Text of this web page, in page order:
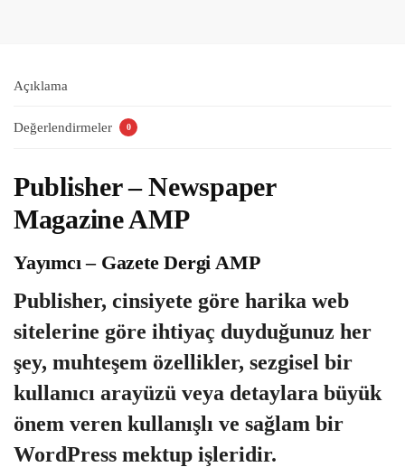
Açıklama
Değerlendirmeler 0
Publisher – Newspaper
Magazine AMP
Yayımcı – Gazete Dergi AMP
Publisher, cinsiyete göre harika web
sitelerine göre ihtiyaç duyduğunuz her
şey, muhteşem özellikler, sezgisel bir
kullanıcı arayüzü veya detaylara büyük
önem veren kullanışlı ve sağlam bir
WordPress mektup işleridir.